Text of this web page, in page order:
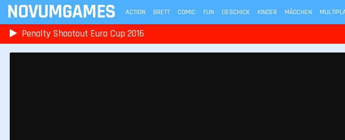
NOVUMGAMES ACTION BRETT COMIC FUN GESCHICK KINDER MÄDCHEN
Penalty Shootout Euro Cup 2016